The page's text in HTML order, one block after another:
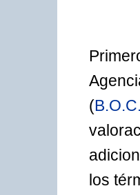
(
los